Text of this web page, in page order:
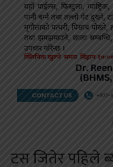
टस जितेर पहिले